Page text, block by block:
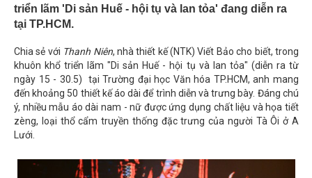
triển lãm 'Di sản Huế - hội tụ và lan tỏa' đang diễn ra
tại TP.HCM.
Chia sẻ với Thanh Niên, nhà thiết kế (NTK) Viết Bảo cho biết, trong
khuôn khổ triển lãm "Di sản Huế - hội tụ và lan tỏa" (diễn ra từ
ngày 15 - 30.5) tại Trường đại học Văn hóa TP.HCM, anh mang
đến khoảng 50 thiết kế áo dài để trình diễn và trưng bày. Đáng chú
ý, nhiều mẫu áo dài nam - nữ được ứng dụng chất liệu và họa tiết
zèng, loại thổ cẩm truyền thống đặc trưng của người Tà Ôi ở A
Lưới.